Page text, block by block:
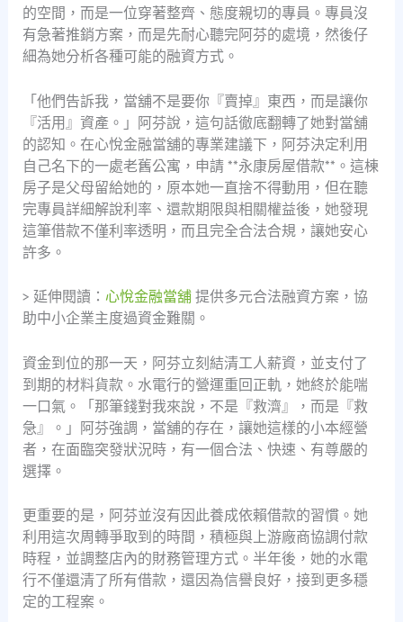
的空間，而是一位穿著整齊、態度親切的專員。專員沒
有急著推銷方案，而是先耐心聽完阿芬的處境，然後仔
細為她分析各種可能的融資方式。
「他們告訴我，當舖不是要你『賣掉』東西，而是讓你
『活用』資產。」阿芬說，這句話徹底翻轉了她對當舖
的認知。在心悅金融當舖的專業建議下，阿芬決定利用
自己名下的一處老舊公寓，申請 **永康房屋借款**。這棟
房子是父母留給她的，原本她一直捨不得動用，但在聽
完專員詳細解說利率、還款期限與相關權益後，她發現
這筆借款不僅利率透明，而且完全合法合規，讓她安心
許多。
> 延伸閱讀： 心悅金融當舖提供多元合法融資方案，協
助中小企業主度過資金難關。
資金到位的那一天，阿芬立刻結清工人薪資，並支付了
到期的材料貨款。水電行的營運重回正軌，她終於能喘
一口氣。「那筆錢對我來說，不是『救濟』，而是『救
急』。」阿芬強調，當舖的存在，讓她這樣的小本經營
者，在面臨突發狀況時，有一個合法、快速、有尊嚴的
選擇。
更重要的是，阿芬並沒有因此養成依賴借款的習慣。她
利用這次周轉爭取到的時間，積極與上游廠商協調付款
時程，並調整店內的財務管理方式。半年後，她的水電
行不僅還清了所有借款，還因為信譽良好，接到更多穩
定的工程案。